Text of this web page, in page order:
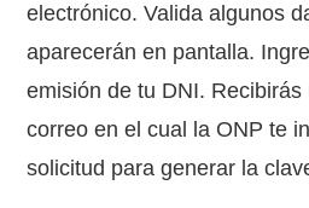
electrónico. Valida algunos
aparecerán en pantalla.
emisión de tu DNI. Recibirás
correo en el cual la ONP te
solicitud para generar la